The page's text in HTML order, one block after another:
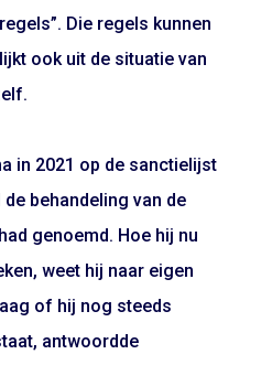
Die regels kunnen
ook uit de situatie van
in 2021 op de sanctielijst
behandeling van de
genoemd. Hoe hij nu
weet hij naar eigen
of hij nog steeds
antwoordde